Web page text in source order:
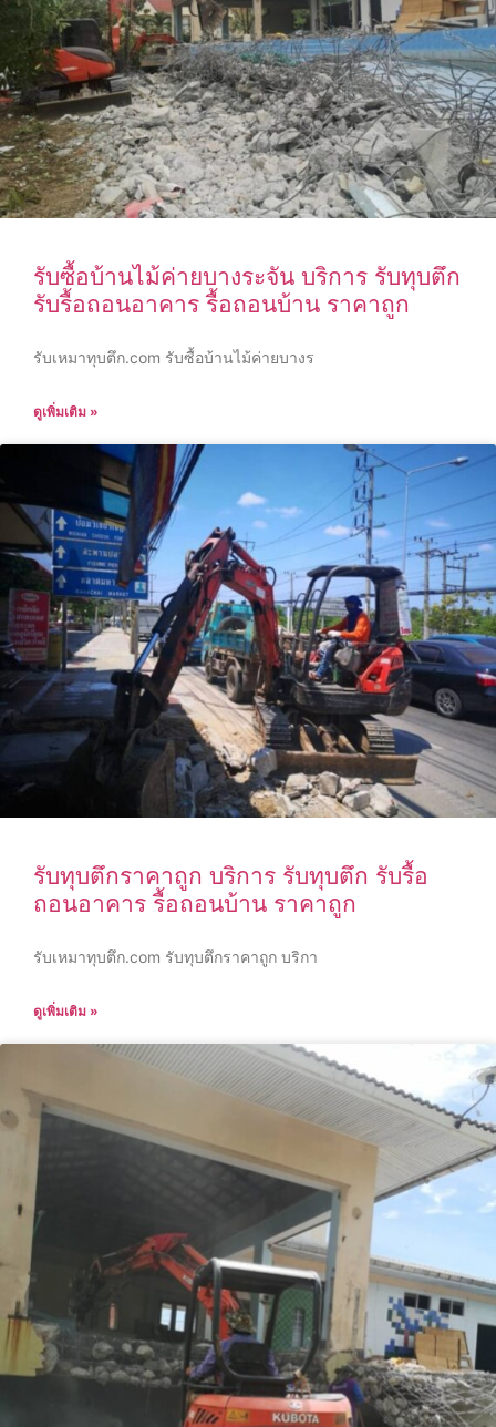
รับซื้อบ้านไม้ค่ายบางระจัน บริการ รับทุบตึก
รับรื้อถอนอาคาร รื้อถอนบ้าน ราคาถูก
รับเหมาทุบตึก.com รับซื้อบ้านไม้ค่ายบางร
ดูเพิ่มเติม »
รับทุบตึกราคาถูก บริการ รับทุบตึก รับรื้อ
ถอนอาคาร รื้อถอนบ้าน ราคาถูก
รับเหมาทุบตึก.com รับทุบตึกราคาถูก บริกา
ดูเพิ่มเติม »